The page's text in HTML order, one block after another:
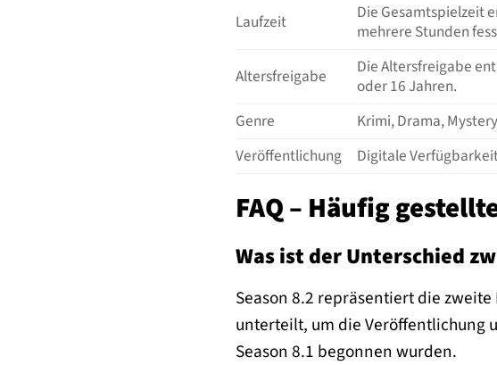
Laufzeit
Die Gesamtspielzeit
mehrere Stunden
Altersfreigabe
Die Altersfreigabe
oder 16 Jahren.
Genre
Krimi, Drama, Mystery
Veröffentlichung
Digitale
FAQ – Häufig
Was ist der Unterschied
Season 8.2 repräsentiert die
unterteilt, um die Veröffentlichung
Season 8.1 begonnen wurden.